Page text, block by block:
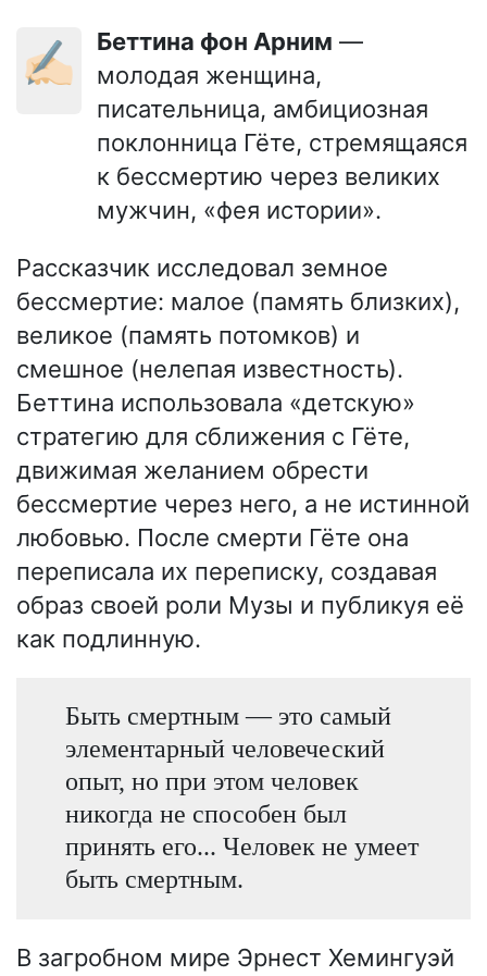
✍🏻 Беттина фон Арним —
молодая женщина,
писательница, амбициозная
поклонница Гёте, стремящаяся
к бессмертию через великих
мужчин, «фея истории».
Рассказчик исследовал земное
бессмертие: малое (память близких),
великое (память потомков) и
смешное (нелепая известность).
Беттина использовала «детскую»
стратегию для сближения с Гёте,
движимая желанием обрести
бессмертие через него, а не истинной
любовью. После смерти Гёте она
переписала их переписку, создавая
образ своей роли Музы и публикуя её
как подлинную.
Быть смертным — это самый
элементарный человеческий
опыт, но при этом человек
никогда не способен был
принять его... Человек не умеет
быть смертным.
В загробном мире Эрнест Хемингуэй